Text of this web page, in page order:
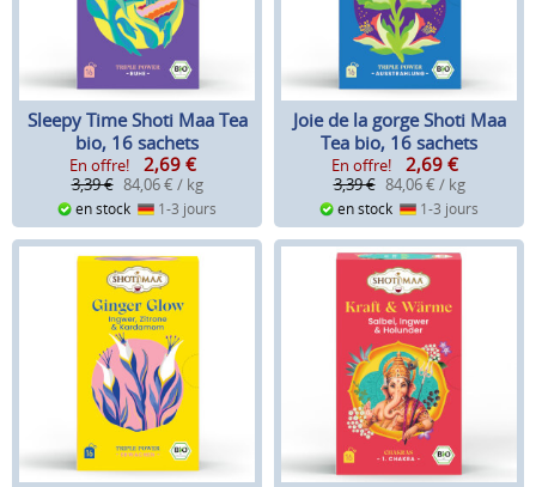
Sleepy Time Shoti Maa Tea
bio, 16 sachets
En offre! 2,69 €
3,39 € 84,06 € / kg
en stock 1-3 jours
Joie de la gorge Shoti Maa
Tea bio, 16 sachets
En offre! 2,69 €
3,39 € 84,06 € / kg
en stock 1-3 jours